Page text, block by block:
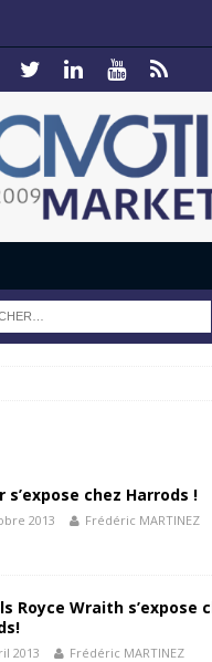
s’expose chez Harrods !
2013 Frédéric MARTINEZ
Royce Wraith s’expose
2013 Frédéric MARTINEZ